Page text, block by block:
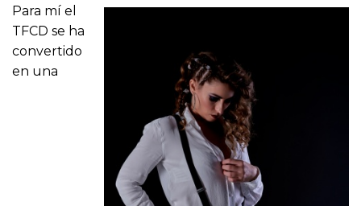
Para mí el
TFCD se ha
convertido
en una